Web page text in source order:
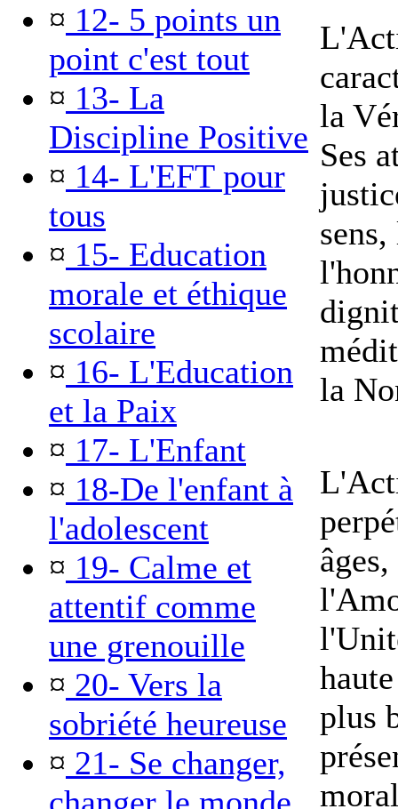
¤ 12- 5 points un
point c'est tout
¤ 13- La
Discipline Positive
¤ 14- L'EFT pour
tous
¤ 15- Education
morale et éthique
scolaire
¤ 16- L'Education
et la Paix
¤ 17- L'Enfant
¤ 18-De l'enfant à
l'adolescent
¤ 19- Calme et
attentif comme
une grenouille
¤ 20- Vers la
sobriété heureuse
¤ 21- Se changer,
la
Ses
la
plus